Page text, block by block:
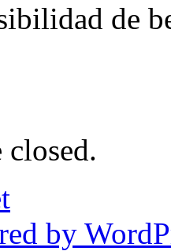
de
closed.
by